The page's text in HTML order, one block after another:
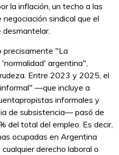
la inflación, un techo a las
sindical que el
desmantelar.
precisamente "La
argentina",
Entre 2023 y 2025, el
—que incluye a
informales y
de subsistencia— pasó de
del total del empleo. Es decir,
ocupadas en Argentina
derecho laboral o